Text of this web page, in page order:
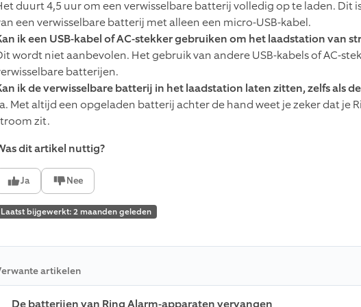
duurt 4,5 uur om een verwisselbare batterij volledig op te laden. Dit
een verwisselbare batterij met alleen een micro-USB-kabel.
ik een USB-kabel of AC-stekker gebruiken om het laadstation van
wordt niet aanbevolen. Het gebruik van andere USB-kabels of AC-
batterijen.
ik de verwisselbare batterij in het laadstation laten zitten, zelfs als
Met altijd een opgeladen batterij achter de hand weet je zeker dat
zit.
dit artikel nuttig?
Ja Nee
Laatst bijgewerkt: 2 maanden geleden
artikelen
De batterijen van Ring Alarm-apparaten vervangen